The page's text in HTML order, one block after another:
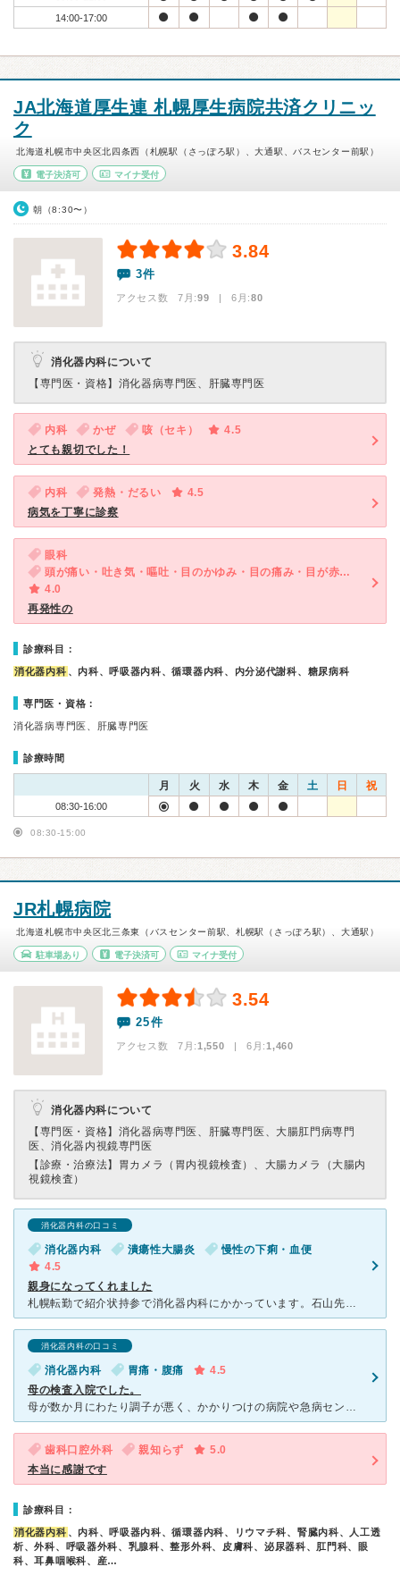
14:00-17:00
JA北海道厚生連 札幌厚生病院共済クリニッ
ク
北海道札幌市中央区北四条西（札幌駅（さっぽろ駅）、大通駅、バスセンター前駅）
電子決済可 マイナ受付
朝（8:30〜）
3.84
3件
アクセス数 7月:99 | 6月:80
消化器内科について
【専門医・資格】 消化器病専門医、肝臓専門医
内科 かぜ 咳（セキ）
4.5
とても親切でした！
内科 発熱・だるい
4.5
病気を丁寧に診察
眼科
頭が痛い・吐き気・嘔吐・目のかゆみ・目の痛み・目が赤い・涙が出る・目がチラチラする
4.0
再発性の
診療科目：
消化器内科 、内科、呼吸器内科、循環器内科、内分泌代謝科、糖尿病科
専門医・資格：
消化器病専門医、肝臓専門医
診療時間
月 火 水 木 金 土 日 祝
08:30-16:00
08:30-15:00
JR札幌病院
北海道札幌市中央区北三条東（バスセンター前駅、札幌駅（さっぽろ駅）、大通駅）
駐車場あり 電子決済可 マイナ受付
3.54
25件
アクセス数 7月:1,550 | 6月:1,460
消化器内科について
【専門医・資格】 消化器病専門医、肝臓専門医、大腸肛門病専門
医、消化器内視鏡専門医
【診療・治療法】 胃カメラ（胃内視鏡検査）、大腸カメラ（大腸内
視鏡検査）
消化器内科の口コミ
消化器内科 潰瘍性大腸炎
慢性の下痢・血便
4.5
親身になってくれました
札幌転勤で紹介状持参で消化器内科にかかっています。石山先生はとても親身になって頂き診察頂いています。以前の病院に問い合わせ頂いたり、難病申請の方法・手配まで親切に行って頂いたり、また検査もむやみに行う
消化器内科の口コミ
消化器内科 胃痛・腹痛
4.5
母の検査入院でした。
母が数か月にわたり調子が悪く、かかりつけの病院や急病センターなど行っていましたが、あまりに悪くて、かかりつけの病院の先生に紹介状を出していただき、こちらの病院で検査入院することになりました。 夜
歯科口腔外科 親知らず
5.0
本当に感謝です
診療科目：
消化器内科 、内科、呼吸器内科、循環器内科、リウマチ科、腎臓内科、人工透
析、外科、呼吸器外科、乳腺科、整形外科、皮膚科、泌尿器科、肛門科、眼
科、耳鼻咽喉科、産…